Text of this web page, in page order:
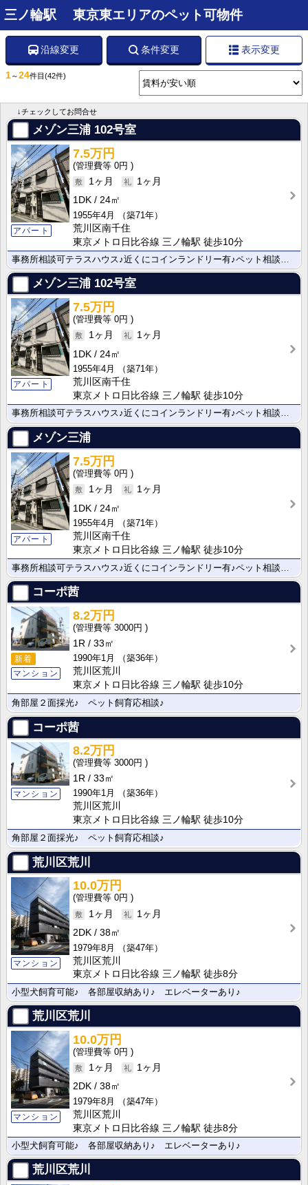
三ノ輪駅 東京東エリアのペット可物件
沿線変更 条件変更 表示変更
1～24件目 (42件)
↓チェックしてお問合せ
メゾン三浦 102号室
アパート
7.5万円
0円
1ヶ月
1ヶ月
1DK
24㎡
1955年4月
（築71年）
荒川区南千住
東京メトロ日比谷線 三ノ輪駅 徒歩10分
事務所相談可テラスハウス♪近くにコインランドリー有♪ペット相談可です♪
メゾン三浦 102号室
アパート
7.5万円
0円
1ヶ月
1ヶ月
1DK
24㎡
1955年4月
（築71年）
荒川区南千住
東京メトロ日比谷線 三ノ輪駅 徒歩10分
事務所相談可テラスハウス♪近くにコインランドリー有♪ペット相談可です♪
メゾン三浦
アパート
7.5万円
0円
1ヶ月
1ヶ月
1DK
24㎡
1955年4月
（築71年）
荒川区南千住
東京メトロ日比谷線 三ノ輪駅 徒歩10分
コーポ茜
新着
マンション
8.2万円
3000円
1R
33㎡
1990年1月
（築36年）
荒川区荒川
東京メトロ日比谷線 三ノ輪駅 徒歩10分
角部屋２面採光♪ ペット飼育応相談♪
コーポ茜
マンション
8.2万円
3000円
1R
33㎡
1990年1月
（築36年）
荒川区荒川
東京メトロ日比谷線 三ノ輪駅 徒歩10分
角部屋２面採光♪ ペット飼育応相談♪
荒川区荒川
マンション
10.0万円
0円
1ヶ月
1ヶ月
2DK
38㎡
1979年8月
（築47年）
荒川区荒川
東京メトロ日比谷線 三ノ輪駅 徒歩8分
小型犬飼育可能♪ 各部屋収納あり♪ エレベーターあり♪
荒川区荒川
マンション
10.0万円
0円
1ヶ月
1ヶ月
2DK
38㎡
1979年8月
（築47年）
荒川区荒川
東京メトロ日比谷線 三ノ輪駅 徒歩8分
小型犬飼育可能♪ 各部屋収納あり♪ エレベーターあり♪
荒川区荒川